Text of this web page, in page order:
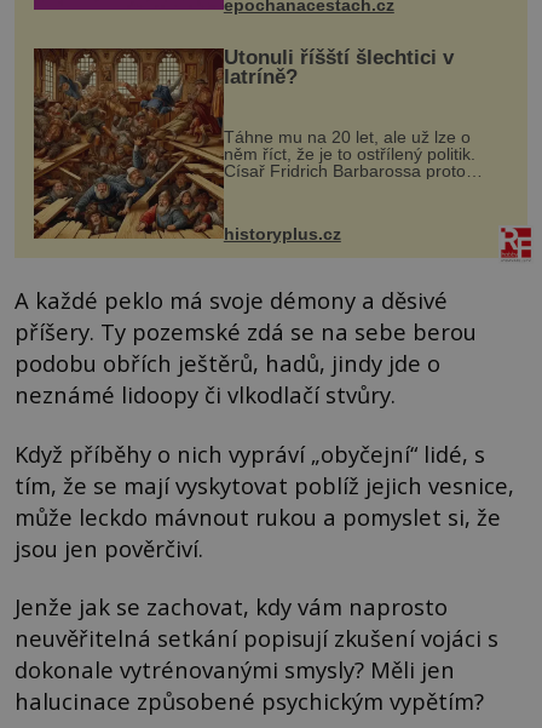
epochanacestach.cz
Utonuli říšští šlechtici v
latríně?
Táhne mu na 20 let, ale už lze o
něm říct, že je to ostřílený politik.
Císař Fridrich Barbarossa proto
posílá svého syna a dědice Jindřicha
VI. do Erfurtu, aby se stal
prostředníkem při řešení sporu m...
historyplus.cz
A každé peklo má svoje démony a děsivé
příšery. Ty pozemské zdá se na sebe berou
podobu obřích ještěrů, hadů, jindy jde o
neznámé lidoopy či vlkodlačí stvůry.
Když příběhy o nich vypráví „obyčejní“ lidé, s
tím, že se mají vyskytovat poblíž jejich vesnice,
může leckdo mávnout rukou a pomyslet si, že
jsou jen pověrčiví.
Jenže jak se zachovat, kdy vám naprosto
neuvěřitelná setkání popisují zkušení vojáci s
dokonale vytrénovanými smysly? Měli jen
halucinace způsobené psychickým vypětím?